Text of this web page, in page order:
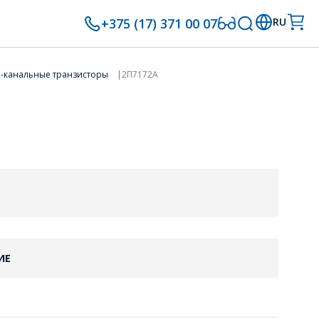
+375 (17) 371 00 07 RU
канальные транзисторы 2П7172А